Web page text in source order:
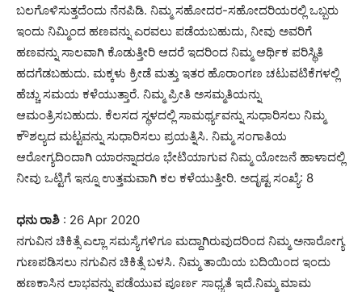
ಬಲಗೊಳಿಸುತ್ತದೆಂದು ನೆನಪಿಡಿ. ನಿಮ್ಮ ಸಹೋದರ-ಸಹೋದರಿಯರಲ್ಲಿ ಒಬ್ಬರು
ಇಂದು ನಿಮ್ಮಿಂದ ಹಣವನ್ನು ಎರವಲು ಪಡೆಯಬಹುದು, ನೀವು ಅವರಿಗೆ
ಹಣವನ್ನು ಸಾಲವಾಗಿ ಕೊಡುತ್ತೀರಿ ಆದರೆ ಇದರಿಂದ ನಿಮ್ಮ ಆರ್ಥಿಕ ಪರಿಸ್ಥಿತಿ
ಹದಗೆಡಬಹುದು. ಮಕ್ಕಳು ಕ್ರೀಡೆ ಮತ್ತು ಇತರ ಹೊರಾಂಗಣ ಚಟುವಟಿಕೆಗಳಲ್ಲಿ
ಹೆಚ್ಚು ಸಮಯ ಕಳೆಯುತ್ತಾರೆ. ನಿಮ್ಮ ಪ್ರೀತಿ ಅಸಮ್ಮತಿಯನ್ನು
ಆಮಂತ್ರಿಸಬಹುದು. ಕೆಲಸದ ಸ್ಥಳದಲ್ಲಿ ಸಾಮರ್ಥ್ಯವನ್ನು ಸುಧಾರಿಸಲು ನಿಮ್ಮ
ಕೌಶಲ್ಯದ ಮಟ್ಟವನ್ನು ಸುಧಾರಿಸಲು ಪ್ರಯತ್ನಿಸಿ. ನಿಮ್ಮ ಸಂಗಾತಿಯ
ಆರೋಗ್ಯದಿಂದಾಗಿ ಯಾರನ್ನಾದರೂ ಭೇಟಿಯಾಗುವ ನಿಮ್ಮ ಯೋಜನೆ ಹಾಳಾದಲ್ಲಿ
ನೀವು ಒಟ್ಟಿಗೆ ಇನ್ನೂ ಉತ್ತಮವಾಗಿ ಕಲ ಕಳೆಯುತ್ತೀರಿ. ಅದೃಷ್ಟ ಸಂಖ್ಯೆ: 8
ಧನು ರಾಶಿ : 26 Apr 2020
ನಗುವಿನ ಚಿಕಿತ್ಸೆ ಎಲ್ಲಾ ಸಮಸ್ಯೆಗಳಿಗೂ ಮದ್ದಾಗಿರುವುದರಿಂದ ನಿಮ್ಮ ಅನಾರೋಗ್ಯ
ಗುಣಪಡಿಸಲು ನಗುವಿನ ಚಿಕಿತ್ಸೆ ಬಳಸಿ. ನಿಮ್ಮ ತಾಯಿಯ ಬದಿಯಿಂದ ಇಂದು
ಹಣಕಾಸಿನ ಲಾಭವನ್ನು ಪಡೆಯುವ ಪೂರ್ಣ ಸಾಧ್ಯತೆ ಇದೆ.ನಿಮ್ಮ ಮಾಮ